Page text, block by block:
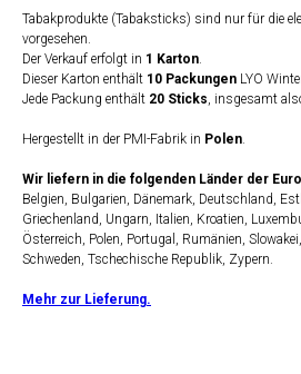
Tabakprodukte (Tabaksticks) sind nur für die
vorgesehen.
Der Verkauf erfolgt in 1 Karton.
Dieser Karton enthält 10 Packungen LYO
Jede Packung enthält 20 Sticks, insgesamt
Hergestellt in der PMI-Fabrik in Polen.
Wir liefern in die folgenden Länder der
Belgien, Bulgarien, Dänemark, Deutschland,
Griechenland, Ungarn, Italien, Kroatien,
Österreich, Polen, Portugal, Rumänien,
Schweden, Tschechische Republik, Zypern.
Mehr zur Lieferung.